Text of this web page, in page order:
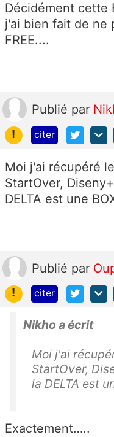
Décidément cette
j'ai bien fait de ne
FREE....
Publié par
!
citer
Moi j'ai récupéré
StartOver,
DELTA est une
Publié par
!
citer
Nikho a écrit
Moi j'ai
StartOver,
la DELTA est
Exactement…..